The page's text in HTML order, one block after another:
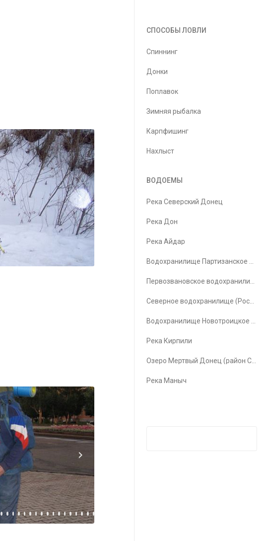
СПОСОБЫ ЛОВЛИ
Спиннинг
Донки
Поплавок
Зимняя рыбалка
Карпфишинг
Нахлыст
ВОДОЕМЫ
Река Северский Донец
Река Дон
Река Айдар
Река Кирпили
Река Маныч